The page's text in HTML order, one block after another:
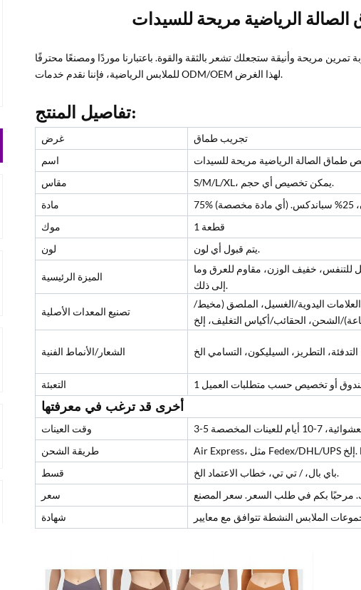
الرياضية مريحة للسيدات
تمرين مريحة وأنيقة ستجعلك تشعر بالثقة والقوة. باعتبارنا موردًا ومصنعًا محترفًا
للملابس الرياضية، فإننا نقدم خدمات ODM/OEM لهذا الغرض.
تفاصيل المنتج:
غرض
تجريب طماق
اسم
الصالة الرياضية مريحة للسيدات
مقاس
S/M/L/XL، يمكن تخصيص أي حجم.
مادة
موك
1 قطعة
لون
يتم قبول أي لون.
الميزة الرئيسية
للتنفس، خفيف الوزن، مقاوم للعرق وما
إلى ذلك.
تصنيع المعدات الأصلية
اليدوية/الغسيل، الملصق (مخيط/
الشعار/الأنماط الفنية
التعبئة
أخرى قد ترغب في معرفتها
وقت العينات
المخصصة
طريقة الشحن
قسط
باي بال، / تي تي، خطاب الاعتماد الخ.
سعر
شهادة